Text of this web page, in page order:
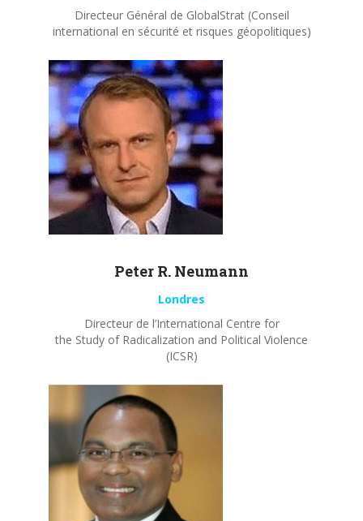
Directeur Général de GlobalStrat (Conseil
international en sécurité et risques géopolitiques)
Peter R. Neumann
Londres
Directeur de l’International Centre for
the Study of Radicalization and Political Violence
(ICSR)